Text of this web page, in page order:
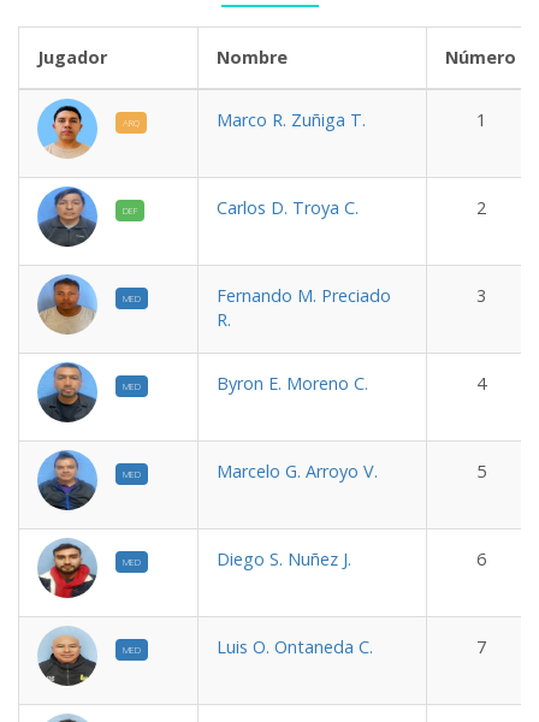
Jugador Nombre Número
ARQ Marco R. Zuñiga T. 1
DEF Carlos D. Troya C. 2
MED
Fernando M. Preciado
R.
3
MED Byron E. Moreno C. 4
MED Marcelo G. Arroyo V. 5
MED Diego S. Nuñez J. 6
MED Luis O. Ontaneda C. 7